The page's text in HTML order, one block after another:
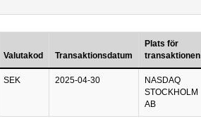
Valutakod Transaktionsdatum
Plats för
transaktionen
SEK 2025-04-30
NASDAQ
STOCKHOLM
AB